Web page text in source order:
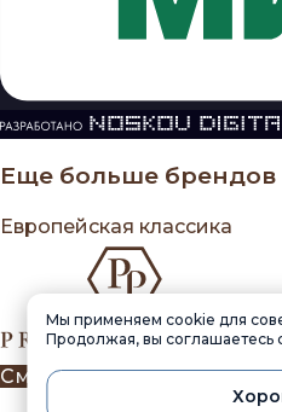
Еще больше брендов
Европейская классика
Смотреть товары!
Мы применяем cookie для
Продолжая, вы соглашаетесь